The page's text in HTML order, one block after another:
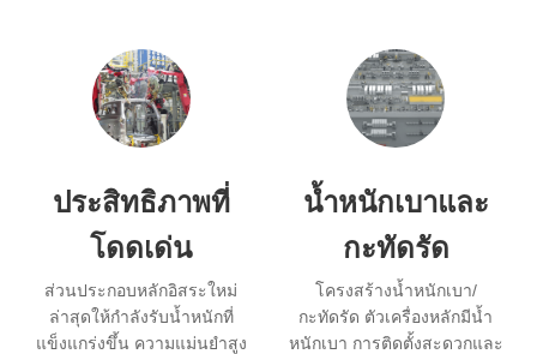
ประสิทธิภาพที่
โดดเด่น
ส่วนประกอบหลักอิสระใหม่
ล่าสุดให้กำลังรับน้ำหนักที่
แข็งแกร่งขึ้น ความแม่นยำสูง
น้ำหนักเบาและ
กะทัดรัด
โครงสร้างน้ำหนักเบา/
กะทัดรัด ตัวเครื่องหลักมีน้ำ
หนักเบา การติดตั้งสะดวกและ